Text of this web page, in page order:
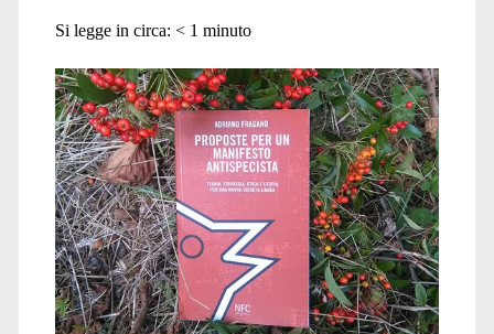
Si legge in circa: < 1 minuto